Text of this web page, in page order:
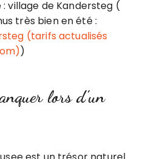
village de Kandersteg (
très bien en été :
(tarifs actualisés
)
lors d’un